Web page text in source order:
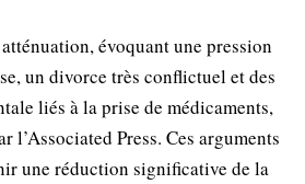
évoquant une pression
un divorce très conflictuel et des
liés à la prise de médicaments,
l’Associated Press. Ces arguments
une réduction significative de la